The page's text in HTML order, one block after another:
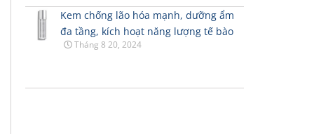
Kem chống lão hóa mạnh, dưỡng ẩm
đa tầng, kích hoạt năng lượng tế bào
Tháng 8 20, 2024